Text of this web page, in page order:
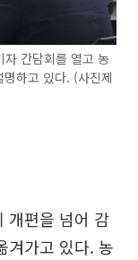
간담회를 열고 농
하고 있다. (사진제
개편을 넘어 감
겨가고 있다. 농